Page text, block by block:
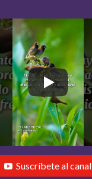
Suscríbete al canal